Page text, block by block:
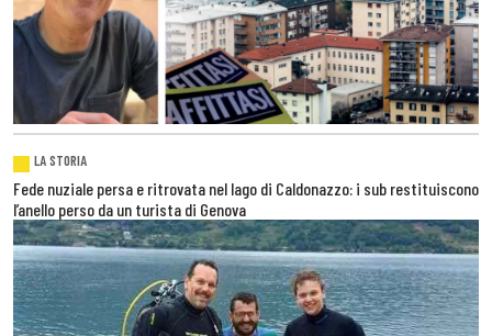
LA STORIA
Fede nuziale persa e ritrovata nel lago di Caldonazzo: i sub restituiscono
l’anello perso da un turista di Genova